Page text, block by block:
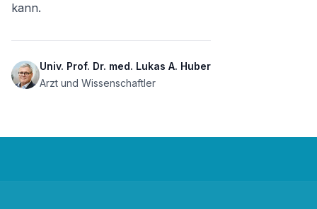
kann.
Univ. Prof. Dr. med. Lukas A. Huber
Arzt und Wissenschaftler